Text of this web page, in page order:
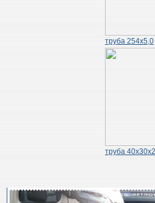
труба 254х5,0
труба